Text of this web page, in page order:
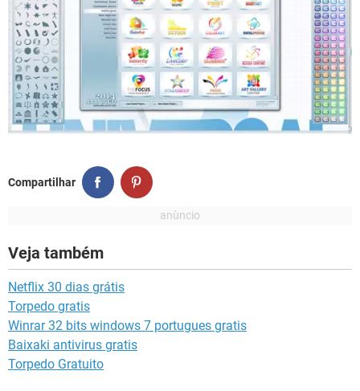
Compartilhar
Veja também
Netflix 30 dias grátis
Torpedo gratis
Winrar 32 bits windows 7 portugues gratis
Baixaki antivirus gratis
Torpedo Gratuito